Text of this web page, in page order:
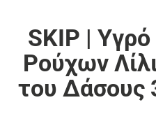
SKIP |
Ρούχων
του Δάσους